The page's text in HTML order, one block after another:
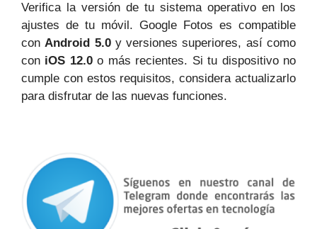
Verifica la versión de tu sistema operativo en los
ajustes de tu móvil. Google Fotos es compatible
conAndroid 5.0y versiones superiores, así como
con iOS 12.0o más recientes. Si tu dispositivo no
cumple con estos requisitos, considera actualizarlo
para disfrutar de las nuevas funciones.